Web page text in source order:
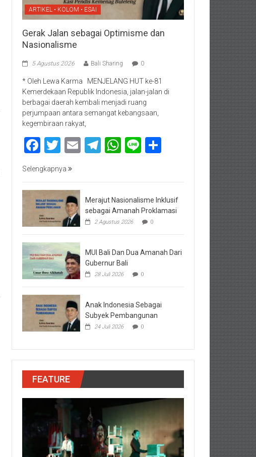
ARTIKEL • KOLOM • ESAI
Gerak Jalan sebagai Optimisme dan
Nasionalisme
5 Agustus 2026 Bali Sharing 0
* Oleh Lewa Karma MENJELANG HUT ke-81
Kemerdekaan Republik Indonesia, jalan-jalan di
berbagai daerah kembali menjadi ruang
perjumpaan antara semangat kebangsaan,
kegembiraan rakyat,
Facebook
Twitter
EmailTelegram
WhatsApp
Line
Selengkapnya
Merajut Nasionalisme Inklusif
sebagai Amanah Proklamasi
2 Agustus 2026 0
MUI Bali Dan Dua Amanah Dari
Gubernur Bali
28 Juli 2026 0
Anak Indonesia Sebagai
Subyek Pembangunan
24 Juli 2026 0
FEATURE